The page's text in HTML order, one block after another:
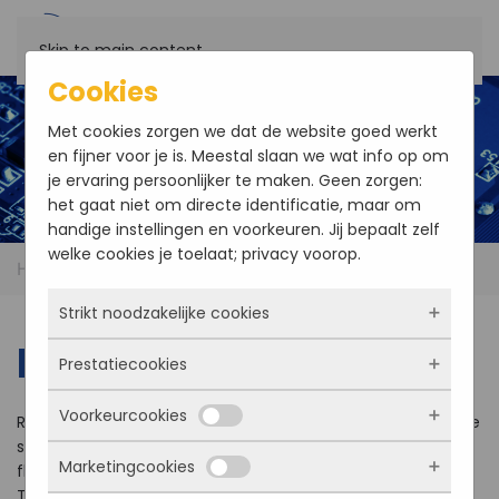
Skip to main content
Home Products Storage Floppy and MFM
Floppy and MFM
Red Rock Technologies, offers a long-term industrial-grade
solution for the replacement of obsolete 5.25” and 3.5”
floppy drives and 5.25" MFM drives.
Cookies
Met cookies zorgen we dat de website goed werkt
en fijner voor je is. Meestal slaan we wat info op om
je ervaring persoonlijker te maken. Geen zorgen:
het gaat niet om directe identificatie, maar om
handige instellingen en voorkeuren. Jij bepaalt zelf
welke cookies je toelaat; privacy voorop.
Strikt noodzakelijke cookies
Deze cookies zorgen ervoor dat de website
überhaupt werkt. Ze zijn dus altijd actief en
kunnen niet worden uitgezet. Meestal worden
ze alleen geplaatst als jij iets doet, zoals
inloggen, een formulier invullen of je
Prestatiecookies
Met deze cookies zien we hoe vaak onze site
bezocht wordt, waar bezoekers vandaan
komen en welke pagina’s populair zijn. Zo
Voorkeurcookies
Deze cookies onthouden jouw voorkeuren.
Marketingcookies